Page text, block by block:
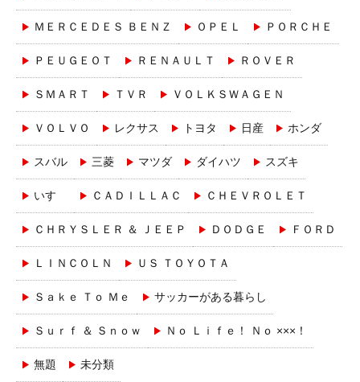
ＭＥＲＣＥＤＥＳ ＢＥＮＺ ＯＰＥＬ ＰＯＲＣＨＥ
ＰＥＵＧＥＯＴ ＲＥＮＡＵＬＴ ＲＯＶＥＲ
ＳＭＡＲＴ ＴＶＲ ＶＯＬＫＳＷＡＧＥＮ
ＶＯＬＶＯ レクサス トヨタ 日産 ホンダ
スバル 三菱 マツダ ダイハツ スズキ
いすゞ ＣＡＤＩＬＬＡＣ ＣＨＥＶＲＯＬＥＴ
ＣＨＲＹＳＬＥＲ ＆ ＪＥＥＰ ＤＯＤＧＥ ＦＯＲＤ
ＬＩＮＣＯＬＮ ＵＳ ＴＯＹＯＴＡ
Ｓａｋｅ Ｔｏ Ｍｅ サッカーがある暮らし
Ｓｕｒｆ ＆ Ｓｎｏｗ Ｎｏ Ｌｉｆｅ！ Ｎｏ ×××！
無題 未分類